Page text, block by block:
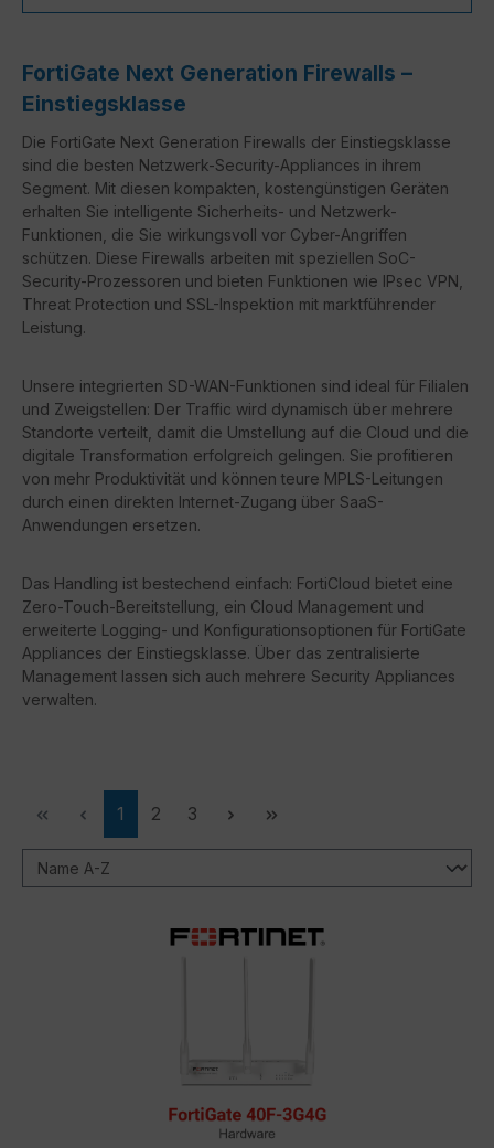
FortiGate Next Generation Firewalls –
Einstiegsklasse
Die FortiGate Next Generation Firewalls der Einstiegsklasse
sind die besten Netzwerk-Security-Appliances in ihrem
Segment. Mit diesen kompakten, kostengünstigen Geräten
erhalten Sie intelligente Sicherheits- und Netzwerk-
Funktionen, die Sie wirkungsvoll vor Cyber-Angriffen
schützen. Diese Firewalls arbeiten mit speziellen SoC-
Security-Prozessoren und bieten Funktionen wie IPsec VPN,
Threat Protection und SSL-Inspektion mit marktführender
Leistung.
Unsere integrierten SD-WAN-Funktionen sind ideal für Filialen
und Zweigstellen: Der Traffic wird dynamisch über mehrere
Standorte verteilt, damit die Umstellung auf die Cloud und die
digitale Transformation erfolgreich gelingen. Sie profitieren
von mehr Produktivität und können teure MPLS-Leitungen
durch einen direkten Internet-Zugang über SaaS-
Anwendungen ersetzen.
Das Handling ist bestechend einfach: FortiCloud bietet eine
Zero-Touch-Bereitstellung, ein Cloud Management und
erweiterte Logging- und Konfigurationsoptionen für FortiGate
Appliances der Einstiegsklasse. Über das zentralisierte
Management lassen sich auch mehrere Security Appliances
verwalten.
Seite
1 Seite
2 Seite
3